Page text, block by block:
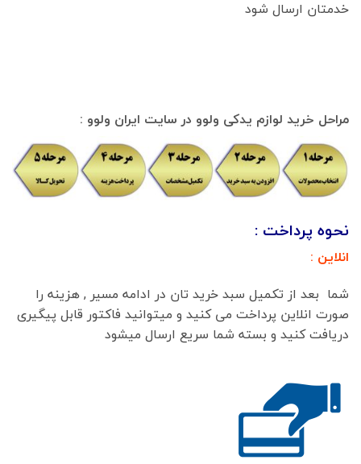
خدمتان ارسال شود
مراحل خرید لوازم یدکی ولوو در سایت ایران ولوو :
نحوه پرداخت :
انلاین :
شما بعد از تکمیل سبد خرید تان در ادامه مسیر , هزینه را
صورت انلاین پرداخت می کنید و میتوانید فاکتور قابل پیگیری
دریافت کنید و بسته شما سریع ارسال میشود